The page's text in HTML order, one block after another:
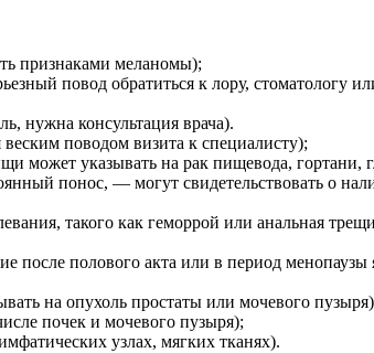
признаками меланомы);
повод обратиться к лору, стоматологу
нужна консультация врача).
поводом визита к специалисту);
может указывать на рак пищевода,
понос, –– могут свидетельствовать о
такого как геморрой или анальная
полового акта или в период менопаузы
на опухоль простаты или мочевого
почек и мочевого пузыря);
узлах, мягких тканях).